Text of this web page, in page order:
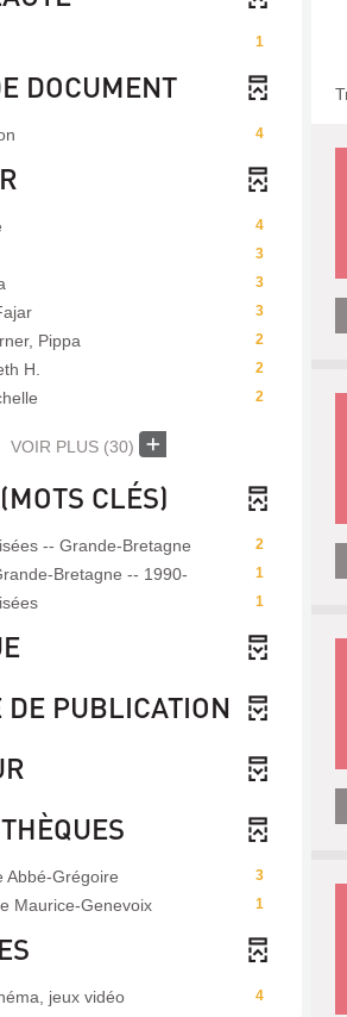
1
DOCUMENT
4
4
3
3
3
2
Pippa
2
H.
2
VOIR PLUS (30)
CLÉS)
2
-- Grande-Bretagne
1
Bretagne -- 1990-
1
DE PUBLICATION
3
Abbé-Grégoire
1
Maurice-Genevoix
4
jeux vidéo